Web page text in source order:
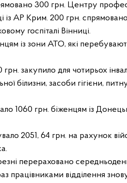
300 грн. Центру
із АР Крим. 200 грн.
госпіталі Вінниці.
із зони АТО, які
закупило для чотирьох
білизни, засоби гігієни,
1060 грн. біженцям із
2051, 64 грн. на рахунок
перераховано
працівниками відділення